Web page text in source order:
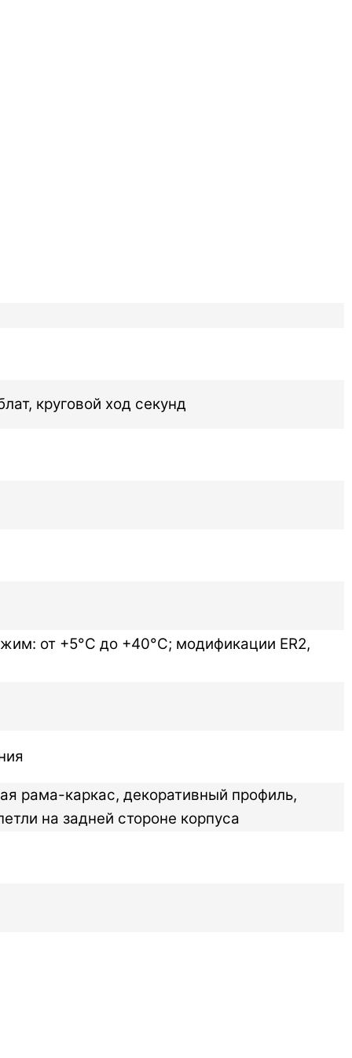
круговой ход секунд
от +5°C до +40°C; модификации ER2,
рама-каркас, декоративный профиль,
на задней стороне корпуса